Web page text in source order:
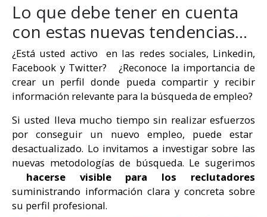
Lo que debe tener en cuenta
con estas nuevas tendencias…
¿Está usted activo en las redes sociales, Linkedin,
Facebook y Twitter? ¿Reconoce la importancia de
crear un perfil donde pueda compartir y recibir
información relevante para la búsqueda de empleo?
Si usted lleva mucho tiempo sin realizar esfuerzos
por conseguir un nuevo empleo, puede estar
desactualizado. Lo invitamos a investigar sobre las
nuevas metodologías de búsqueda. Le sugerimos
hacerse visible para los reclutadores
suministrando información clara y concreta sobre
su perfil profesional.